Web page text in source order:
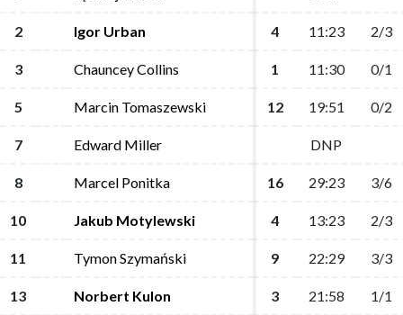
2 Igor Urban 4 11:23 2/3
3 Chauncey Collins 1 11:30 0/1
5 Marcin Tomaszewski 12 19:51 0/2
7 Edward Miller DNP
8 Marcel Ponitka 16 29:23 3/6
10 Jakub Motylewski 4 13:23 2/3
11 Tymon Szymański 9 22:29 3/3
13 Norbert Kulon 3 21:58 1/1
2 Igor Urban 4 11:23 2/3
3 Chauncey Collins 1 11:30 0/1
5 Marcin Tomaszewski 12 19:51 0/2
7 Edward Miller DNP
8 Marcel Ponitka 16 29:23 3/6
10 Jakub Motylewski 4 13:23 2/3
11 Tymon Szymański 9 22:29 3/3
13 Norbert Kulon 3 21:58 1/1